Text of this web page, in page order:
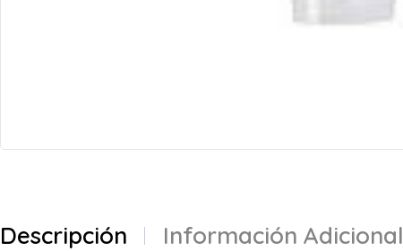
Descripción Información Adicional